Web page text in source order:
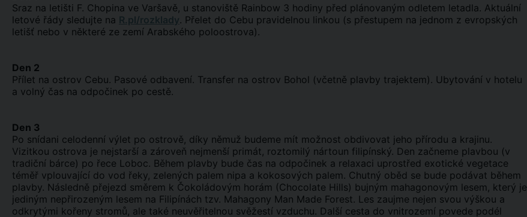
Sraz na letišti F. Chopina ve Varšavě, u stanoviště Rainbow 3 hodiny před plánovaným odletem letadla. Aktuální
letové řády sledujte na R.pl/rozklady. Přelet do Cebu pravidelnou linkou (s přestupem na jednom z evropských
letišť nebo v některé ze zemí Arabského poloostrova).
Den 2
Přílet na ostrov Cebu. Pasové odbavení. Transfer na ostrov Bohol (včetně plavby trajektem). Ubytování v hotelu
a volný čas na odpočinek po cestě.
Den 3
Po snídani celodenní výlet po ostrově, díky němuž budeme mít možnost obdivovat jeho přírodu a krajinu.
Vizitkou ostrova je nejstarší a zároveň nejmenší primát, roztomilý nártoun filipínský. Den začneme plavbou (v
tradiční bárce) po řece Loboc. Během plavby bude čas na odpočinek a relaxaci uprostřed exotické vegetace
téměř vplouvající do vod řeky, zelených palem nipa a kokosových palem. Chutný oběd se bude podávat během
plavby. Následně přejezd směrem k Čokoládovým horám (Chocolate Hills) bujným mahagonovým lesem, který je
jediným nepřirozeným lesem na Filipínách tzv. Mahagony Man Made Forest. Les zaujme nejen svou výškou a
odkrytými kořeny stromů, ale také neuvěřitelnou svěžestí vzduchu. Další cesta do vnitrozemí povede podél